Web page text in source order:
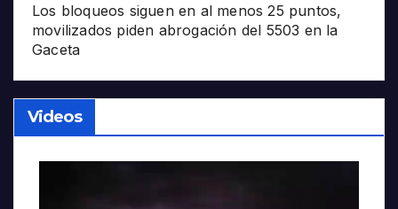
Los bloqueos siguen en al menos 25 puntos,
movilizados piden abrogación del 5503 en la
Gaceta
Videos